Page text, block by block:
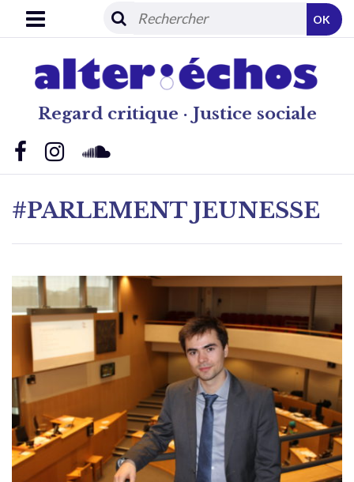
Regard critique · Justice sociale
OK
#PARLEMENT JEUNESSE